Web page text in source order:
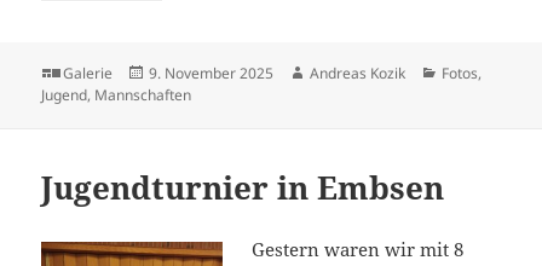
Format
Galerie
Veröffentlicht
am
9. November 2025 Autor
Andreas Kozik Kategorien
Fotos,
Jugend, Mannschaften
Jugendturnier in Embsen
Gestern waren wir mit 8